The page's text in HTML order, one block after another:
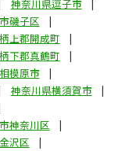
神奈川県逗子市
磯子区
上郡開成町
下郡真鶴町
模原市
神奈川県横須賀市
神奈川区
沢区